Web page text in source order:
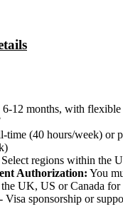
6-12 months, with flexible
time (40 hours/week) or
Select regions within the
Authorization: You
UK, US or Canada
Visa sponsorship or